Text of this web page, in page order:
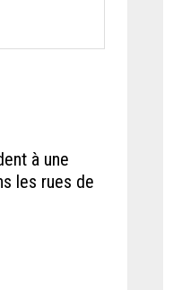
à une
les rues de